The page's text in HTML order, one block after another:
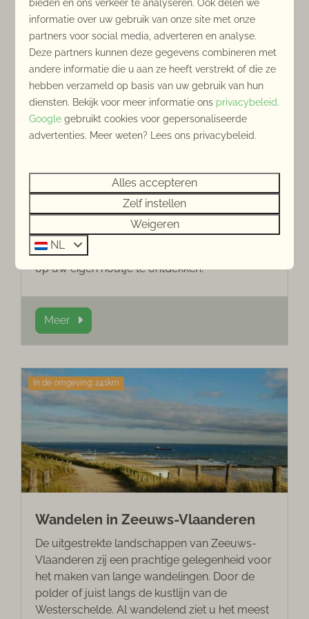
Fietsen in Zeeland
Het is echt zalig om te fietsen in Zeeland. Wist
u dat Zeeland zelfs de favoriete fietsprovincie
Ontdek op de fiets de schilderachtige kustlijn,
de onbegrensde duingebieden, de
binnenwateren en de vele karakteristieke
dorpen en stadjes. De talloze fietsroutes in
Zeeland geven u alle ruimte om de omgeving
op uw eigen houtje te ontdekken.
Meer
In de omgeving: 241km
Wandelen in Zeeuws-Vlaanderen
De uitgestrekte landschappen van Zeeuws-
Vlaanderen zij een prachtige gelegenheid voor
het maken van lange wandelingen. Door de
polder of juist langs de kustlijn van de
Westerschelde. Al wandelend ziet u het meest
bieden en ons verkeer te analyseren. Ook delen we
informatie over uw gebruik van onze site met onze
partners voor social media, adverteren en analyse.
Deze partners kunnen deze gegevens combineren met
andere informatie die u aan ze heeft verstrekt of die ze
hebben verzameld op basis van uw gebruik van hun
diensten. Bekijk voor meer informatie ons privacybeleid.
Google gebruikt cookies voor gepersonaliseerde
advertenties. Meer weten? Lees ons privacybeleid.
Alles accepteren
Zelf instellen
Weigeren
NL